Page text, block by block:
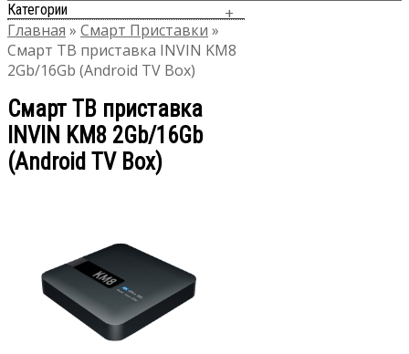
Категории
Главная » Смарт Приставки »
Смарт ТВ приставка INVIN KM8
2Gb/16Gb (Android TV Box)
Смарт ТВ приставка
INVIN KM8 2Gb/16Gb
(Android TV Box)